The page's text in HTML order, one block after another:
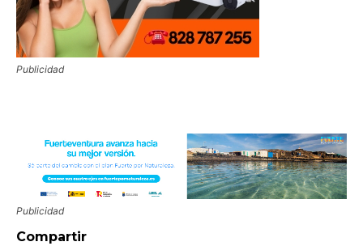
Publicidad
Publicidad
Compartir